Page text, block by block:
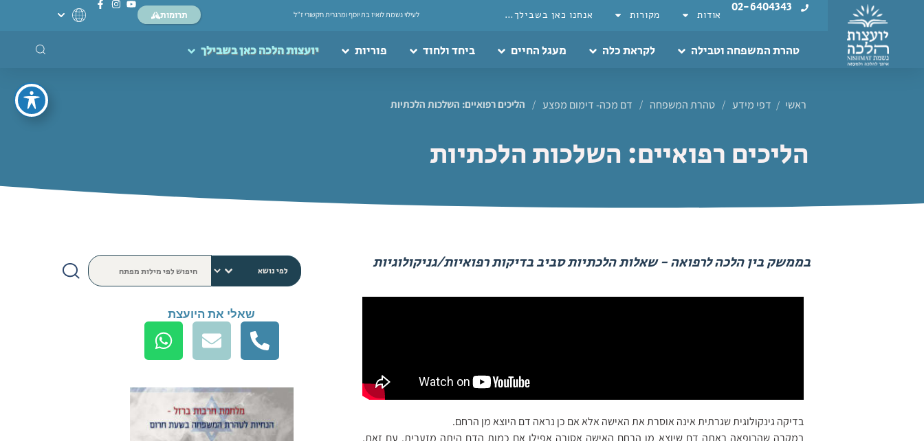
תרומות לעילוי נשמת לואיז בת יוסף ומרגרית חקשורי ז”ל 02-6404343 אודות מקורות אנחנו כאן בשבילך…
טהרת המשפחה וטבילה לקראת כלה מעגל החיים ביחד ולחוד פוריות יועצות הלכה כאן בשבילך
ראשי / דפי מידע / טהרת המשפחה / דם מכה- דימום מפצע / הליכים רפואיים: השלכות הלכתיות
הליכים רפואיים: השלכות הלכתיות
שאלי את היועצת
בממשק בין הלכה לרפואה - שאלות הלכתיות סביב בדיקות רפואיות/גניקולוגיות
בדיקה גינקולוגית שגרתית אינה אוסרת את האישה אלא אם כן נראה דם היוצא מן הרחם.
במקרה שהרופאה ראתה דם שיוצא מן הרחם האישה אסורה אפילו אם כמות הדם היתה מזערית. עם זאת,